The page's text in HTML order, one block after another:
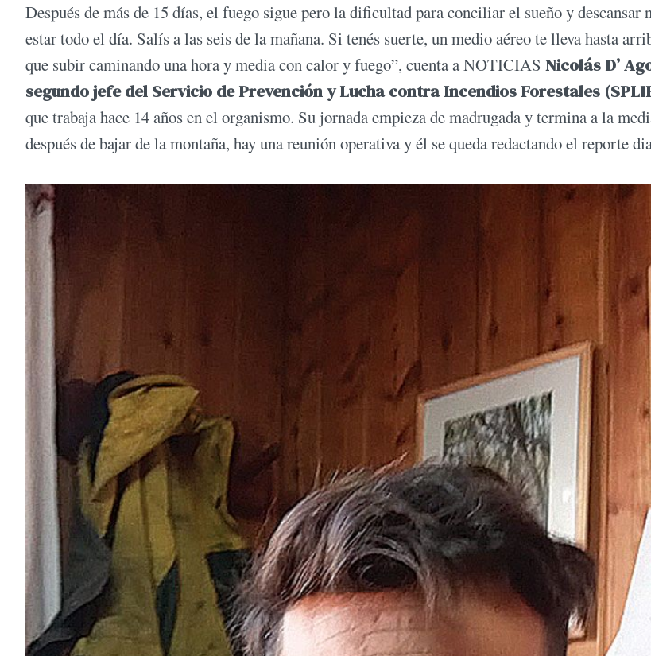
Después de más de 15 días, el fuego sigue pero la dificultad para conciliar el sueño y descansar
estar todo el día. Salís a las seis de la mañana. Si tenés suerte, un medio aéreo te lleva hasta
que subir caminando una hora y media con calor y fuego”, cuenta a NOTICIAS Nicolás D’
segundo jefe del Servicio de Prevención y Lucha contra Incendios Forestales
que trabaja hace 14 años en el organismo. Su jornada empieza de madrugada y termina a la
después de bajar de la montaña, hay una reunión operativa y él se queda redactando el reporte